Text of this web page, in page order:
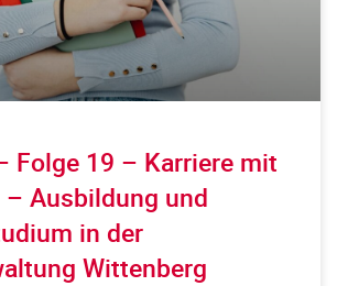
Folge 19 – Karriere mit
Ausbildung und
in der
Wittenberg